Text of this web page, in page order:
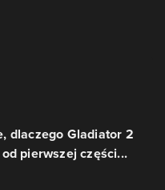
dlaczego Gladiator 2
pierwszej części...